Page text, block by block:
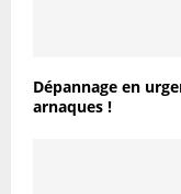
Dépannage en
arnaques !